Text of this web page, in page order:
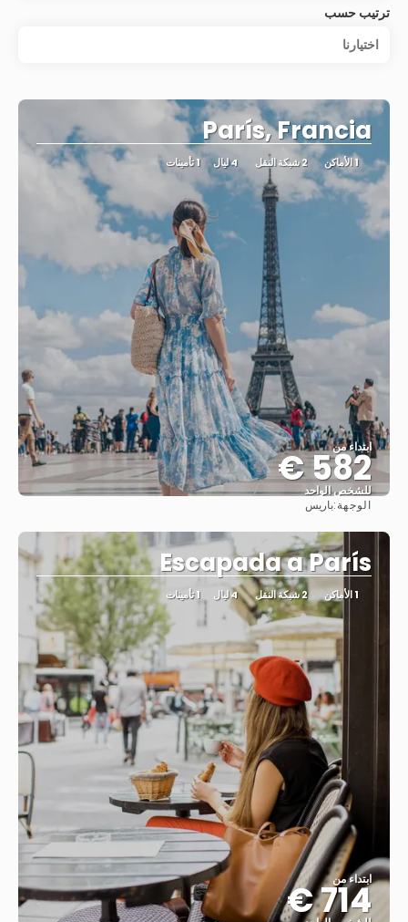
ترتيب حسب
اختيارنا
París, Francia
1 الأماكن 2 شبكة النقل 4 ليال 1 تأمينات
ابتداء من
582 €
للشخص الواحد
الوجهة:باريس
Escapada a París
1 الأماكن 2 شبكة النقل 4 ليال 1 تأمينات
ابتداء من
714 €